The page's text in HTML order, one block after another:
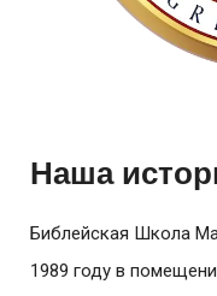
Наша
Библейская Школа
1989 году в